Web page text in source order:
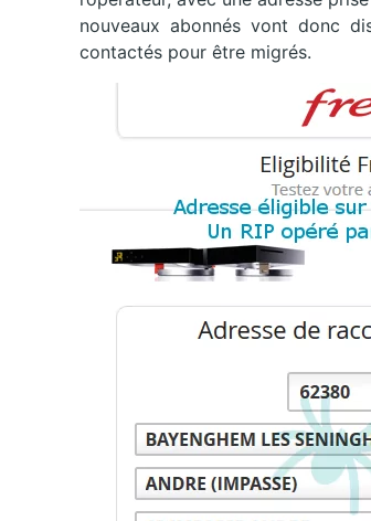
nouveaux abonnés vont donc
contactés pour être migrés.